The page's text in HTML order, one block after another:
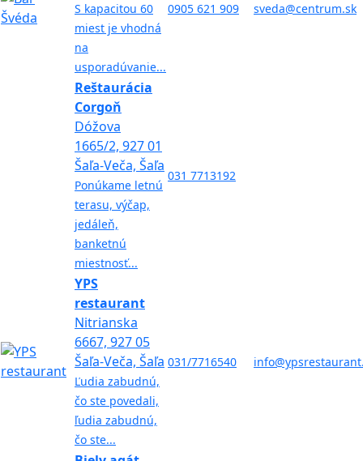
S kapacitou 60
miest je vhodná
na
usporadúvanie...
0905 621 909 sveda@centrum.sk
Reštaurácia
Corgoň
Dóžova
1665/2, 927 01
Šaľa-Veča, Šaľa
Ponúkame letnú
terasu, výčap,
jedáleň,
banketnú
miestnosť...
031 7713192
YPS
restaurant
Nitrianska
6667, 927 05
Šaľa-Veča, Šaľa
Ľudia zabudnú,
čo ste povedali,
ľudia zabudnú,
čo ste...
031/7716540